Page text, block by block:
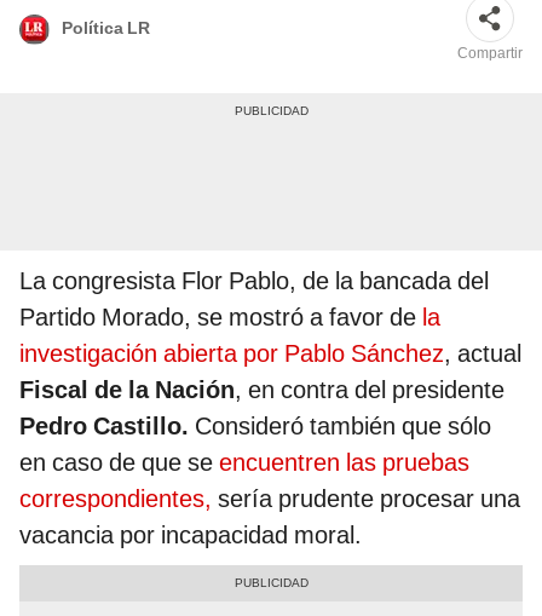
Política LR
Compartir
La congresista Flor Pablo, de la bancada del
Partido Morado, se mostró a favor de la
investigación abierta por Pablo Sánchez, actual
Fiscal de la Nación, en contra del presidente
Pedro Castillo. Consideró también que sólo
en caso de que se encuentren las pruebas
correspondientes, sería prudente procesar una
vacancia por incapacidad moral.